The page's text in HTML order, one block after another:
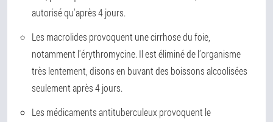
autorisé qu'après 4 jours.
Les macrolides provoquent une cirrhose du foie,
notamment l'érythromycine. Il est éliminé de l’organisme
très lentement, disons en buvant des boissons alcoolisées
seulement après 4 jours.
Les médicaments antituberculeux provoquent le